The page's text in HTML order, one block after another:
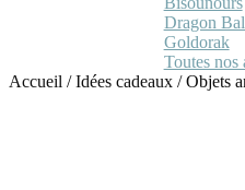
Dragon
Goldorak
Toutes nos
Accueil /Idées cadeaux /Objets